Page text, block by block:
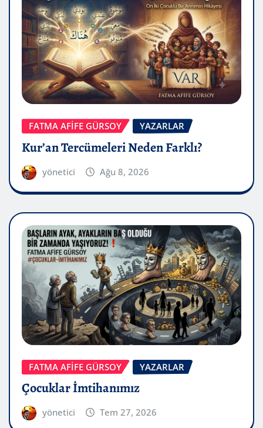
FATMA AFİFE GÜRSOY YAZARLAR
Kur’an Tercümeleri Neden Farklı?
yönetici Ağu 8, 2026
FATMA AFİFE GÜRSOY YAZARLAR
Çocuklar İmtihanımız
yönetici Tem 27, 2026